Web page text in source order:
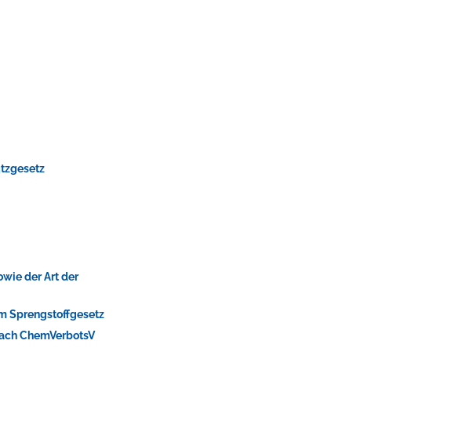
auf der Sprudelliege im Solebecken?
der Art der
Sprengstoffgesetz
ChemVerbotsV